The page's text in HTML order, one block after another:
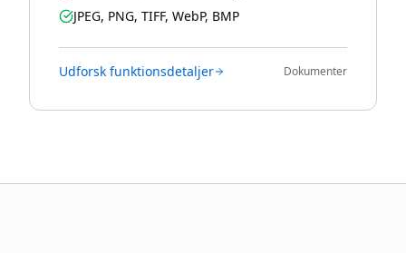
JPEG, PNG, TIFF, WebP, BMP
Udforsk funktionsdetaljer Dokumenter